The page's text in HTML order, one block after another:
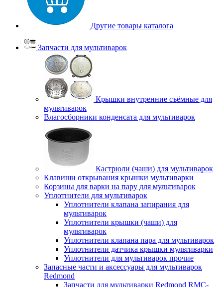
Другие товары каталога
Запчасти для мультиварок
Крышки внутренние съёмные для
мультиварок
Влагосборники конденсата для мультиварок
Кастрюли (чаши) для мультиварок
Клавиши открывания крышки мультиварки
Корзины для варки на пару для мультиварок
Уплотнители для мультиварок
Уплотнители клапана запирания для
мультиварок
Уплотнители крышки (чаши) для
мультиварок
Уплотнители клапана пара для мультиварок
Уплотнители датчика крышки мультиварки
Уплотнители для мультиварок прочие
Запасные части и аксессуары для мультиварок
Redmond
Запчасти для мультиварки Redmond RMC-